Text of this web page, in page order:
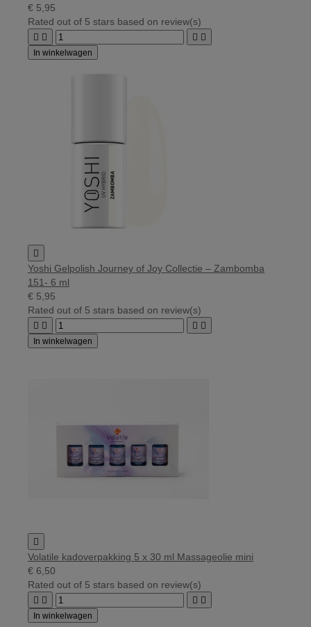
€ 5,95
Rated out of 5 stars based on review(s)
   
In winkelwagen

Yoshi Gelpolish Journey of Joy Collectie – Zambomba
151- 6 ml
€ 5,95
Rated out of 5 stars based on review(s)
   
In winkelwagen

Volatile kadoverpakking 5 x 30 ml Massageolie mini
€ 6,50
Rated out of 5 stars based on review(s)
   
In winkelwagen